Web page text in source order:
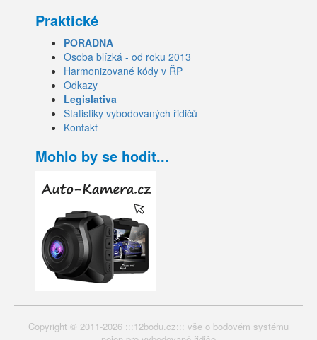
Praktické
PORADNA
Osoba blízká - od roku 2013
Harmonizované kódy v ŘP
Odkazy
Legislativa
Statistiky vybodovaných řidičů
Kontakt
Mohlo by se hodit...
Copyright © 2011-2026 :::12bodu.cz::: vše o bodovém systému